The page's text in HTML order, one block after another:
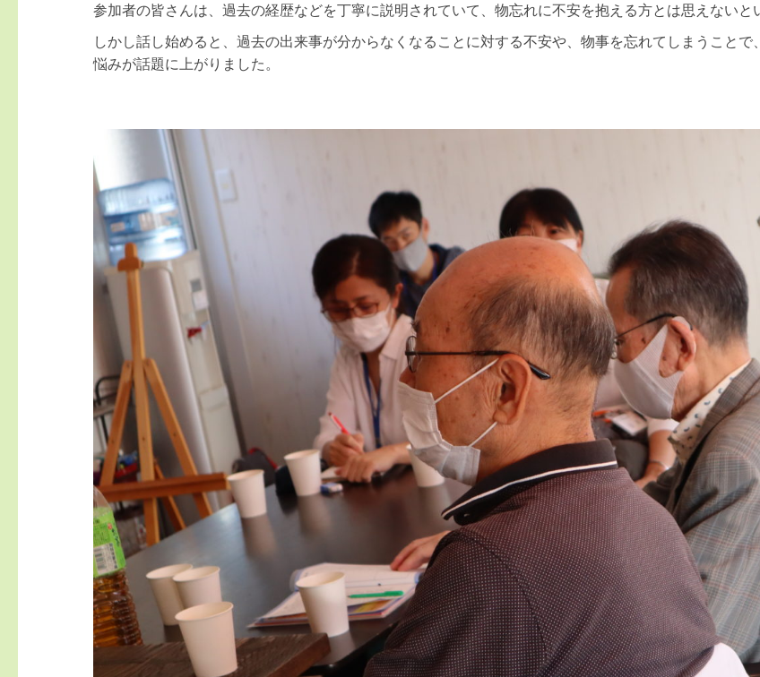
参加者の皆さんは、過去の経歴などを丁寧に説明されていて、物忘れに不安を抱える方とは思えないと
しかし話し始めると、過去の出来事が分からなくなることに対する不安や、物事を忘れてしまうこと
悩みが話題に上がりました。